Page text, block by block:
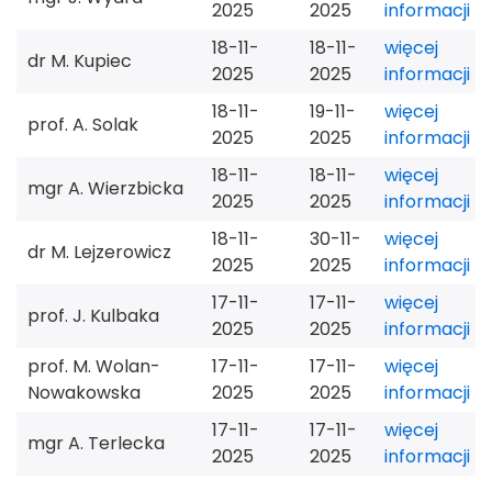
2025
2025
informacji
dr M. Kupiec
18-11-
2025
18-11-
2025
więcej
informacji
prof. A. Solak
18-11-
2025
19-11-
2025
więcej
informacji
mgr A. Wierzbicka
18-11-
2025
18-11-
2025
więcej
informacji
dr M. Lejzerowicz
18-11-
2025
30-11-
2025
więcej
informacji
prof. J. Kulbaka
17-11-
2025
17-11-
2025
więcej
informacji
prof. M. Wolan-
Nowakowska
17-11-
2025
17-11-
2025
więcej
informacji
mgr A. Terlecka
17-11-
2025
17-11-
2025
więcej
informacji